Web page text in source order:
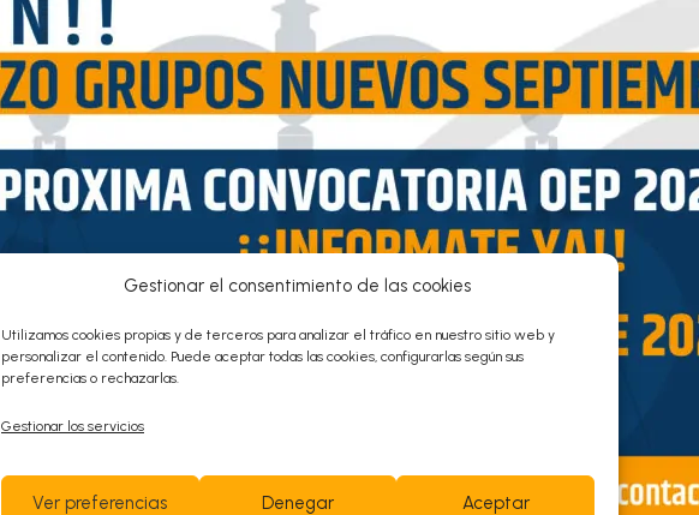
Gestionar el consentimiento de las cookies
Utilizamos cookies propias y de terceros para analizar el tráfico en nuestro sitio web y
personalizar el contenido. Puede aceptar todas las cookies, configurarlas según sus
preferencias o rechazarlas.
Gestionar los servicios
Aceptar
Denegar
Ver preferencias
ADMINISTRACIÓN DE JUSTICIA
Contacta con
nosotros ¡Te
ayudamos!
Haz